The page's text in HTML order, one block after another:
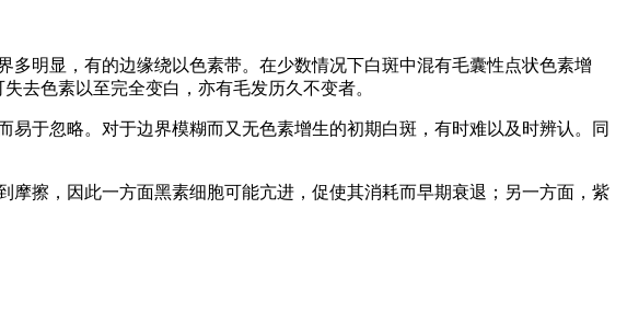
明显，有的边缘绕以色素带。在少数情况下白斑中混有毛囊性点状色素增
去色素以至完全变白，亦有毛发历久不变者。
于忽略。对于边界模糊而又无色素增生的初期白斑，有时难以及时辨认。同
擦，因此一方面黑素细胞可能亢进，促使其消耗而早期衰退；另一方面，紫